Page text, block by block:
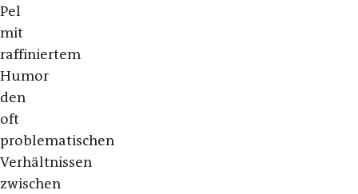
Pel
mit
raffiniertem
Humor
den
oft
problematischen
Verhältnissen
zwischen